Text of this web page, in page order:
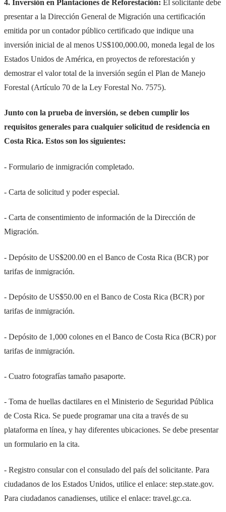
4. Inversión en Plantaciones de Reforestación: El solicitante debe
presentar a la Dirección General de Migración una certificación
emitida por un contador público certificado que indique una
inversión inicial de al menos US$100,000.00, moneda legal de los
Estados Unidos de América, en proyectos de reforestación y
demostrar el valor total de la inversión según el Plan de Manejo
Forestal (Artículo 70 de la Ley Forestal No. 7575).
Junto con la prueba de inversión, se deben cumplir los
requisitos generales para cualquier solicitud de residencia en
Costa Rica. Estos son los siguientes:
- Formulario de inmigración completado.
- Carta de solicitud y poder especial.
- Carta de consentimiento de información de la Dirección de
Migración.
- Depósito de US$200.00 en el Banco de Costa Rica (BCR) por
tarifas de inmigración.
- Depósito de US$50.00 en el Banco de Costa Rica (BCR) por
tarifas de inmigración.
- Depósito de 1,000 colones en el Banco de Costa Rica (BCR) por
tarifas de inmigración.
- Cuatro fotografías tamaño pasaporte.
- Toma de huellas dactilares en el Ministerio de Seguridad Pública
de Costa Rica. Se puede programar una cita a través de su
plataforma en línea, y hay diferentes ubicaciones. Se debe presentar
un formulario en la cita.
- Registro consular con el consulado del país del solicitante. Para
ciudadanos de los Estados Unidos, utilice el enlace: step.state.gov.
Para ciudadanos canadienses, utilice el enlace: travel.gc.ca.